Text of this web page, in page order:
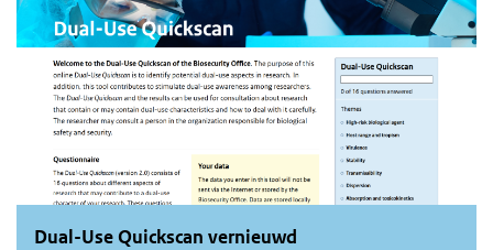
Dual-Use Quickscan vernieuwd